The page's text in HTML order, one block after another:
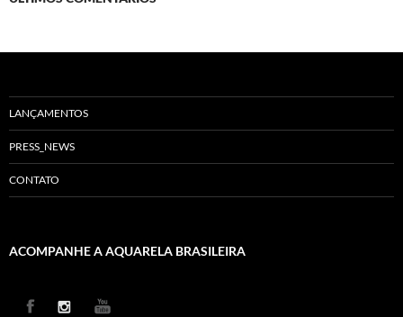
LANÇAMENTOS
PRESS_NEWS
CONTATO
ACOMPANHE A AQUARELA BRASILEIRA